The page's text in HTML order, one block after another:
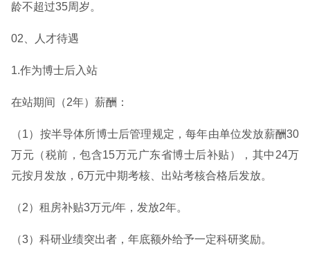
龄不超过35周岁。
02、人才待遇
1.作为博士后入站
在站期间（2年）薪酬：
（1）按半导体所博士后管理规定，每年由单位发放薪酬30
万元（税前，包含15万元广东省博士后补贴），其中24万
元按月发放，6万元中期考核、出站考核合格后发放。
（2）租房补贴3万元/年，发放2年。
（3）科研业绩突出者，年底额外给予一定科研奖励。